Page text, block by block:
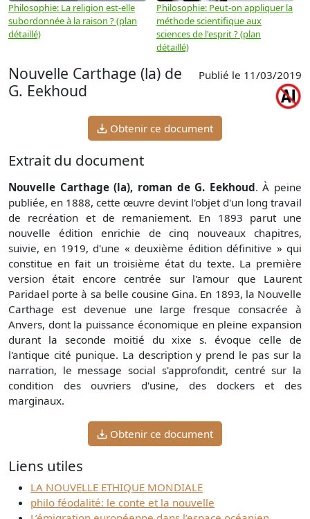
Philosophie: La religion est-elle
subordonnée à la raison ? (plan
détaillé)
Philosophie: Peut-on appliquer la
méthode scientifique aux
sciences de l'esprit ? (plan
détaillé)
Nouvelle Carthage (la) de
G. Eekhoud
Publié le 11/03/2019
Obtenir ce document
Extrait du document
Nouvelle Carthage (la), roman de G. Eekhoud. À peine
publiée, en 1888, cette œuvre devint l'objet d'un long travail
de recréation et de remaniement. En 1893 parut une
nouvelle édition enrichie de cinq nouveaux chapitres,
suivie, en 1919, d'une « deuxième édition définitive » qui
constitue en fait un troisième état du texte. La première
version était encore centrée sur l'amour que Laurent
Paridael porte à sa belle cousine Gina. En 1893, la Nouvelle
Carthage est devenue une large fresque consacrée à
Anvers, dont la puissance économique en pleine expansion
durant la seconde moitié du xixe s. évoque celle de
l'antique cité punique. La description y prend le pas sur la
narration, le message social s'approfondit, centré sur la
condition des ouvriers d'usine, des dockers et des
marginaux.
Obtenir ce document
Liens utiles
LA NOUVELLE ETHIQUE MONDIALE
philo féodalité: le conte et la nouvelle